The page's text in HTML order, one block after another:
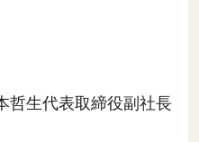
哲生代表取締役副社長